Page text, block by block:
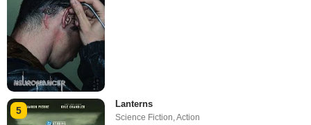
5
Lanterns
Science Fiction,Action